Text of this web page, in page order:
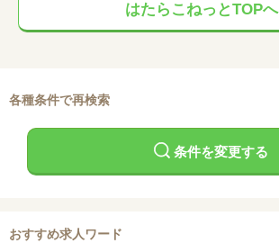
はたらこねっとTOPへ
各種条件で再検索
条件を変更する
おすすめ求人ワード